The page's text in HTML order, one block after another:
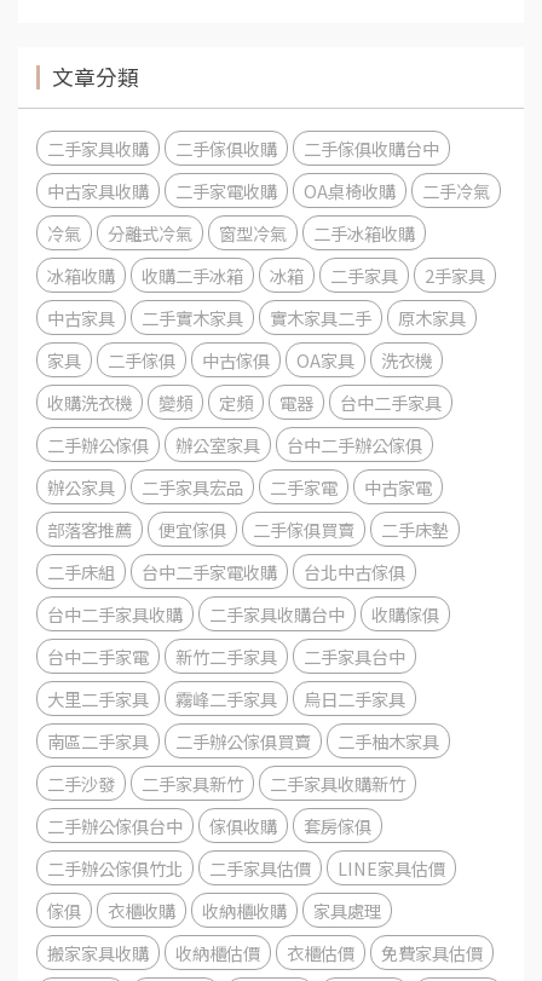
文章分類
二手家具收購 二手傢俱收購
二手傢俱收購台中
中古家具收購
二手家電收購 OA桌椅收購
二手冷氣
冷氣
分離式冷氣 窗型冷氣
二手冰箱收購
冰箱收購
收購二手冰箱 冰箱 二手家具
2手家具
中古家具
二手實木家具 實木家具二手
原木家具
家具
二手傢俱 中古傢俱 OA家具
洗衣機
收購洗衣機
變頻 定頻 電器
台中二手家具
二手辦公傢俱
辦公室家具
台中二手辦公傢俱
辦公家具
二手家具宏品 二手家電
中古家電
部落客推薦
便宜傢俱 二手傢俱買賣
二手床墊
二手床組
台中二手家電收購
台北中古傢俱
台中二手家具收購
二手家具收購台中
收購傢俱
台中二手家電
新竹二手家具
二手家具台中
大里二手家具
霧峰二手家具
烏日二手家具
南區二手家具
二手辦公傢俱買賣
二手柚木家具
二手沙發
二手家具新竹
二手家具收購新竹
二手辦公傢俱台中
傢俱收購
套房傢俱
二手辦公傢俱竹北
二手家具估價
LINE家具估價
傢俱
衣櫃收購 收納櫃收購
家具處理
搬家家具收購
收納櫃估價 衣櫃估價
免費家具估價